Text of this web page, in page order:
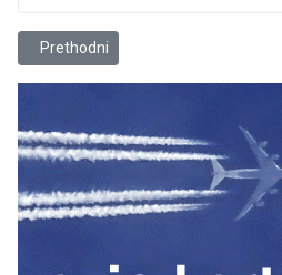
Prethodni članak: Nova godina u Baru!
Prethodni